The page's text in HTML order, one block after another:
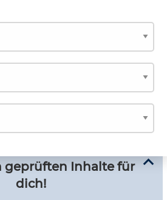
geprüften Inhalte für
dich!